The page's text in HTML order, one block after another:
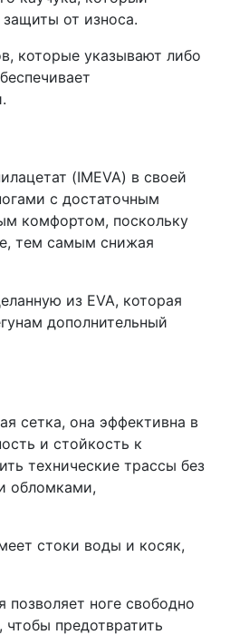
от износа.
которые указывают либо
(IMEVA) в своей
с достаточным
комфортом, поскольку
тем самым снижая
из EVA, которая
дополнительный
сетка, она эффективна в
и стойкость к
технические трассы без
обломками,
стоки воды и косяк,
ноге свободно
предотвратить